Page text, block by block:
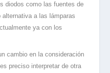
diodos como las fuentes de
a las lámparas
ya con los
cambio en la consideración
preciso interpretar de otra